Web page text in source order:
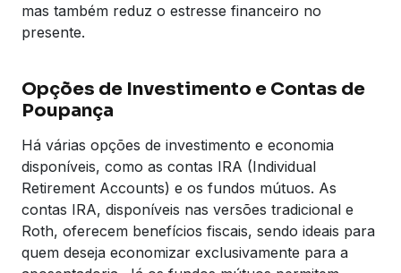
mas também reduz o estresse financeiro no
presente.
Opções de Investimento e Contas de
Poupança
Há várias opções de investimento e economia
disponíveis, como as contas IRA (Individual
Retirement Accounts) e os fundos mútuos. As
contas IRA, disponíveis nas versões tradicional e
Roth, oferecem benefícios fiscais, sendo ideais para
quem deseja economizar exclusivamente para a